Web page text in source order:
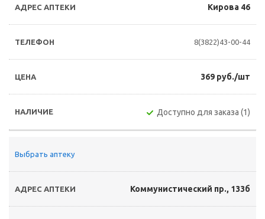
Кирова 46
8(3822)43-00-44
369 руб./шт
Доступно для заказа (1)
Выбрать аптеку
Коммунистический пр., 133б